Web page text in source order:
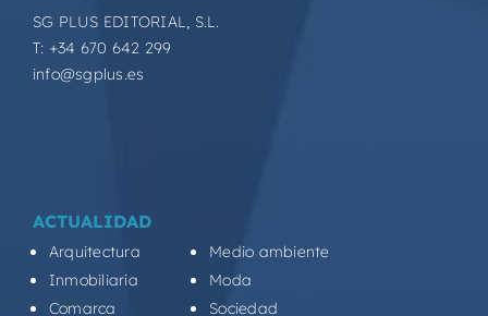
SG PLUS EDITORIAL, S.L.
T: +34 670 642 299
info@sgplus.es
ACTUALIDAD
Arquitectura
Inmobiliaria
Comarca
Medio ambiente
Moda
Sociedad